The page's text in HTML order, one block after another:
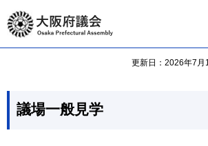
大阪府議会
更新日：2026年7月
議場一般見学